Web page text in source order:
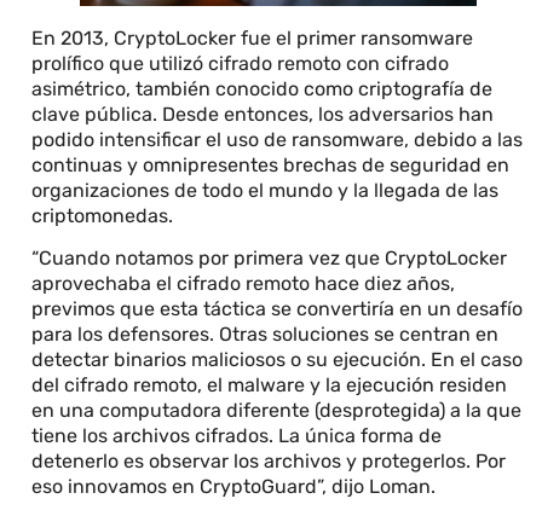
En 2013, CryptoLocker fue el primer ransomware
prolífico que utilizó cifrado remoto con cifrado
asimétrico, también conocido como criptografía de
clave pública. Desde entonces, los adversarios han
podido intensificar el uso de ransomware, debido a las
continuas y omnipresentes brechas de seguridad en
organizaciones de todo el mundo y la llegada de las
criptomonedas.
“Cuando notamos por primera vez que CryptoLocker
aprovechaba el cifrado remoto hace diez años,
previmos que esta táctica se convertiría en un desafío
para los defensores. Otras soluciones se centran en
detectar binarios maliciosos o su ejecución. En el caso
del cifrado remoto, el malware y la ejecución residen
en una computadora diferente (desprotegida) a la que
tiene los archivos cifrados. La única forma de
detenerlo es observar los archivos y protegerlos. Por
eso innovamos en CryptoGuard”, dijo Loman.